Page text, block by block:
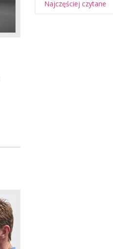
Najczęściej czytane